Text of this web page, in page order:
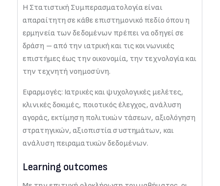
Η Στατιστική Συμπερασματολογία είναι
απαραίτητη σε κάθε επιστημονικό πεδίο όπου η
ερμηνεία των δεδομένων πρέπει να οδηγεί σε
δράση – από την ιατρική και τις κοινωνικές
επιστήμες έως την οικονομία, την τεχνολογία και
την τεχνητή νοημοσύνη.
Εφαρμογές: Ιατρικές και ψυχολογικές μελέτες,
κλινικές δοκιμές, ποιοτικός έλεγχος, ανάλυση
αγοράς, εκτίμηση πολιτικών τάσεων, αξιολόγηση
στρατηγικών, αξιοπιστία συστημάτων, και
ανάλυση πειραματικών δεδομένων.
Learning outcomes